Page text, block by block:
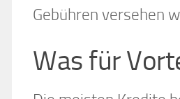
Gebühren versehen
Was für